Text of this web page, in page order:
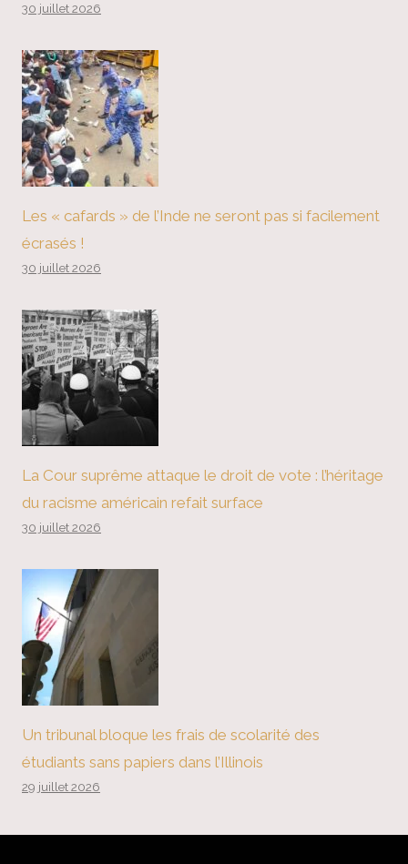
30 juillet 2026
Les « cafards » de l’Inde ne seront pas si facilement
écrasés !
30 juillet 2026
La Cour suprême attaque le droit de vote : l’héritage
du racisme américain refait surface
30 juillet 2026
Un tribunal bloque les frais de scolarité des
étudiants sans papiers dans l’Illinois
29 juillet 2026